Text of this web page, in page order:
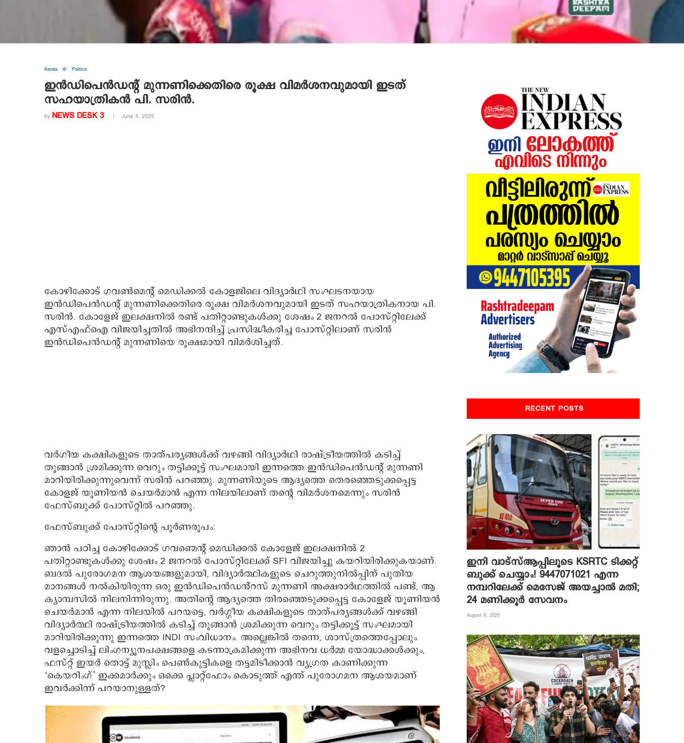
Kerala Politics
ഇൻഡിപെൻഡന്റ് മുന്നണിക്കെതിരെ രൂക്ഷ വിമർശനവുമായി ഇടത്
സഹയാത്രികൻ പി. സരിൻ.
by NEWS DESK 3 June 4, 2025
കോഴിക്കോട് ഗവൺമെന്റ് മെഡിക്കൽ കോളജിലെ വിദ്യാർഥി സംഘടനയായ
ഇൻഡിപെൻഡന്റ് മുന്നണിക്കെതിരെ രൂക്ഷ വിമർശനവുമായി ഇടത് സഹയാത്രികനായ പി.
സരിൻ. കോളേജ് ഇലക്ഷനിൽ രണ്ട് പതിറ്റാണ്ടുകൾക്കു ശേഷം 2 ജനറൽ പോസ്റ്റിലേക്ക്
എസ്എഫ്ഐ വിജയിച്ചതിൽ അഭിനന്ദിച്ച് പ്രസിദ്ധീകരിച്ച പോസ്റ്റിലാണ് സരിൻ
ഇൻഡിപെൻഡന്റ് മുന്നണിയെ രൂക്ഷമായി വിമർശിച്ചത്.
വർഗീയ കക്ഷികളുടെ താത്പര്യങ്ങൾക്ക് വഴങ്ങി വിദ്യാർഥി രാഷ്ട്രീയത്തിൽ കടിച്ച്
തൂങ്ങാൻ ശ്രമിക്കുന്ന വെറും തട്ടിക്കൂട്ട് സംഘമായി ഇന്നത്തെ ഇൻഡിപെൻഡന്റ് മുന്നണി
മാറിയിരിക്കുന്നുവെന്ന് സരിൻ പറഞ്ഞു. മുന്നണിയുടെ ആദ്യത്തെ തെരഞ്ഞെടുക്കപ്പെട്ട
കോളജ് യൂണിയൻ ചെയർമാൻ എന്ന നിലയിലാണ് തന്റെ വിമർശനമെന്നും സരിൻ
ഫേസ്ബുക്ക് പോസ്റ്റിൽ പറഞ്ഞു.
ഫേസ്ബുക്ക് പോസ്റ്റിന്റെ പൂർണരൂപം:
ഞാൻ പഠിച്ച കോഴിക്കോട് ഗവണ്മെന്റ് മെഡിക്കൽ കോളേജ് ഇലക്ഷനിൽ 2
പതിറ്റാണ്ടുകൾക്കു ശേഷം 2 ജനറൽ പോസ്റ്റിലേക്ക് SFI വിജയിച്ചു കയറിയിരിക്കുകയാണ്.
ബദൽ പുരോഗമന ആശയങ്ങളുമായി, വിദ്യാർത്ഥികളുടെ ചെറുത്തുനിൽപ്പിന് പുതിയ
മാനങ്ങൾ നൽകിയിരുന്ന ഒരു ഇൻഡിപെൻഡൻ്റസ് മുന്നണി അക്ഷരാർഥത്തിൽ പണ്ട്, ആ
ക്യാമ്പസിൽ നിലനിന്നിരുന്നു. അതിന്റെ ആദ്യത്തെ തിരഞ്ഞെടുക്കപ്പെട്ട കോളേജ് യൂണിയൻ
ചെയർമാൻ എന്ന നിലയിൽ പറയട്ടെ, വർഗ്ഗീയ കക്ഷികളുടെ താത്പര്യങ്ങൾക്ക് വഴങ്ങി
വിദ്യാർത്ഥി രാഷ്ട്രീയത്തിൽ കടിച്ച് തൂങ്ങാൻ ശ്രമിക്കുന്ന വെറും തട്ടിക്കൂട്ട് സംഘമായി
മാറിയിരിക്കുന്നു ഇന്നത്തെ INDI സംവിധാനം. അല്ലെങ്കിൽ തന്നെ, ശാസ്ത്രത്തെപ്പോലും
വളച്ചൊടിച്ച് ലിംഗന്യൂനപക്ഷങ്ങളെ കടന്നാക്രമിക്കുന്ന അഭിനവ ധർമ്മ യോദ്ധാക്കൾക്കും,
ഫസ്റ്റ് ഇയർ തൊട്ട് മുസ്ലിം പെൺകുട്ടികളെ തട്ടമിടീക്കാൻ വ്യഗ്രത കാണിക്കുന്ന
‘കെയറിംഗ്’ ഇക്കമാർക്കും ഒക്കെ പ്ലാറ്റ്ഫോം കൊടുത്ത് എന്ത് പുരോഗമന ആശയമാണ്
ഇവർക്കിന്ന് പറയാനുള്ളത്?
RECENT POSTS
ഇനി വാട്‌സ്ആപ്പിലൂടെ KSRTC ടിക്കറ്റ്
ബുക്ക് ചെയ്യാം! 9447071021 എന്ന
നമ്പറിലേക്ക് മെസേജ് അയച്ചാൽ മതി;
24 മണിക്കൂർ സേവനം
August 6, 2026